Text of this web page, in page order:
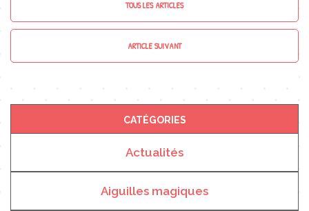
TOUS LES ARTICLES
ARTICLE SUIVANT
CATÉGORIES
Actualités
Aiguilles magiques